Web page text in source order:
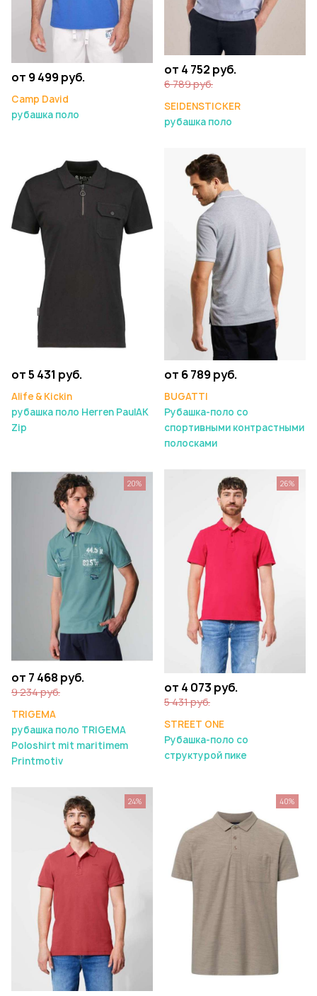
от 9 499 руб.
Camp David
рубашка поло
от 4 752 руб.
6 789 руб.
SEIDENSTICKER
рубашка поло
от 5 431 руб.
Alife & Kickin
рубашка поло Herren PaulAK
Zip
от 6 789 руб.
BUGATTI
Рубашка-поло со
спортивными контрастными
полосками
от 7 468 руб.
9 234 руб.
TRIGEMA
рубашка поло TRIGEMA
Poloshirt mit maritimem
Printmotiv
20%
от 4 073 руб.
5 431 руб.
STREET ONE
Рубашка-поло со
структурой пике
26%
24% 40%